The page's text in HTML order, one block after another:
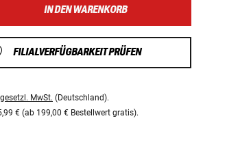
IN DEN WARENKORB
FILIALVERFÜGBARKEIT PRÜFEN
MwSt. (Deutschland).
€ (ab 199,00 € Bestellwert gratis).